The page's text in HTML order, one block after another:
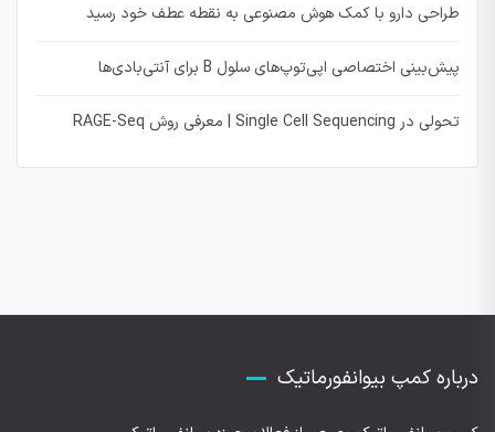
طراحی دارو با کمک هوش مصنوعی به نقطه عطف خود رسید
پیش‌بینی اختصاصی اپی‌توپ‌های سلول B برای آنتی‌بادی‌ها
تحولی در Single Cell Sequencing | معرفی روش RAGE-Seq
درباره کمپ بیوانفورماتیک